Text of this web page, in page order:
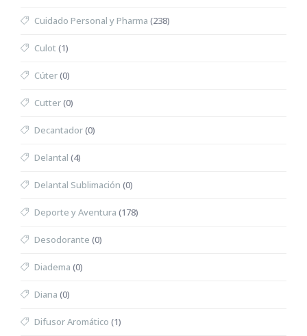
Cuidado Personal y Pharma (238)
Culot (1)
Cúter(0)
Cutter(0)
Decantador(0)
Delantal (4)
Delantal Sublimación (0)
Deporte y Aventura (178)
Desodorante (0)
Diadema (0)
Diana (0)
Difusor Aromático (1)